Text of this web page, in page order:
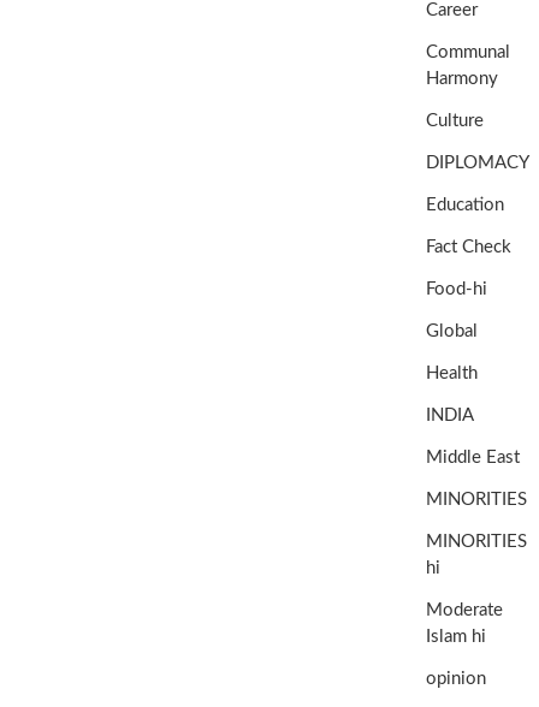
Career
Communal
Harmony
Culture
DIPLOMACY
Education
Fact Check
Food-hi
Global
Health
INDIA
Middle East
MINORITIES
MINORITIES
hi
Moderate
Islam hi
opinion